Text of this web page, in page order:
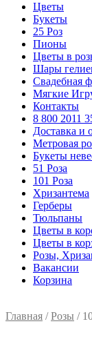
Цветы
Букеты
25 Роз
Пионы
Цветы в
Шары
Свадебная
Мягкие
Контакты
8 800 2011
Доставка и
Метровая
Букеты
51 Роза
101 Роза
Хризантема
Герберы
Тюльпаны
Цветы в
Цветы в
Розы,
Вакансии
Корзина
Главная /Розы /